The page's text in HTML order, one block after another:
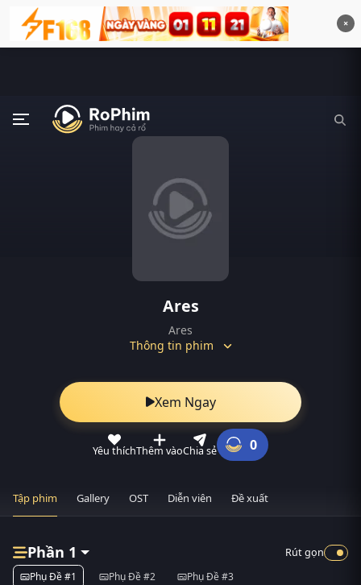
×
Ares
Ares
Thông tin phim
Xem Ngay
Yêu thíchThêm vàoChia sẻ 0
Tập phim Gallery OST Diễn viên Đề xuất
Phần 1
Phụ Đề #1 Phụ Đề #2 Phụ Đề #3
Rút gọn